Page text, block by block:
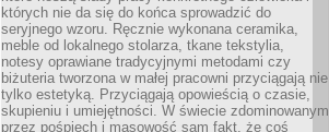
których nie da się do końca sprowadzić do
seryjnego wzoru. Ręcznie wykonana ceramika,
meble od lokalnego stolarza, tkane tekstylia,
notesy oprawiane tradycyjnymi metodami czy
biżuteria tworzona w małej pracowni przyciągają nie
tylko estetyką. Przyciągają opowieścią o czasie,
skupieniu i umiejętności. W świecie zdominowanym
przez pośpiech i masowość sam fakt, że coś